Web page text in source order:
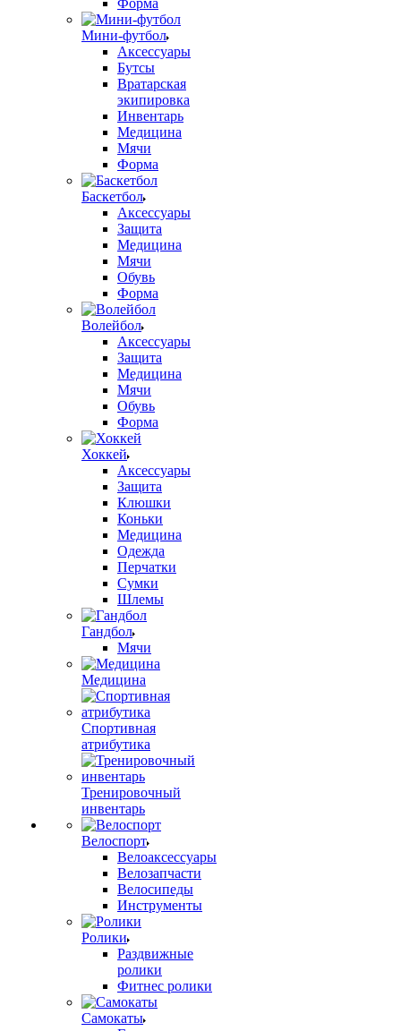
Форма
Мини-футбол
Аксессуары
Бутсы
Вратарская
экипировка
Инвентарь
Медицина
Мячи
Форма
Баскетбол
Аксессуары
Защита
Медицина
Мячи
Обувь
Форма
Волейбол
Аксессуары
Защита
Медицина
Мячи
Обувь
Форма
Хоккей
Аксессуары
Защита
Клюшки
Коньки
Медицина
Одежда
Перчатки
Сумки
Шлемы
Гандбол
Мячи
Медицина
Спортивная
атрибутика
Тренировочный
инвентарь
Велоспорт
Велоаксессуары
Велозапчасти
Велосипеды
Инструменты
Ролики
Раздвижные
ролики
Фитнес ролики
Самокаты